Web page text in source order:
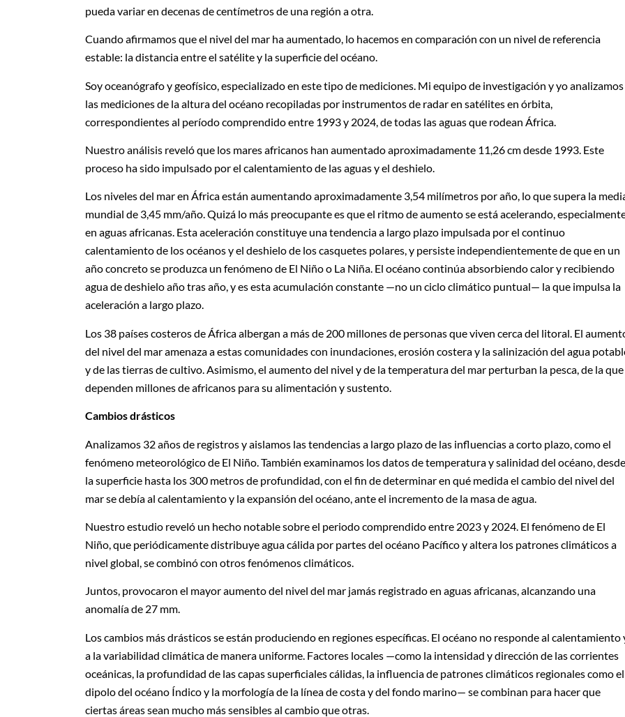
pueda variar en decenas de centímetros de una región a otra.
Cuando afirmamos que el nivel del mar ha aumentado, lo hacemos en comparación con un nivel de referencia
estable: la distancia entre el satélite y la superficie del océano.
Soy oceanógrafo y geofísico, especializado en este tipo de mediciones. Mi equipo de investigación y yo analizamos
las mediciones de la altura del océano recopiladas por instrumentos de radar en satélites en órbita,
correspondientes al período comprendido entre 1993 y 2024, de todas las aguas que rodean África.
Nuestro análisis reveló que los mares africanos han aumentado aproximadamente 11,26 cm desde 1993. Este
proceso ha sido impulsado por el calentamiento de las aguas y el deshielo.
Los niveles del mar en África están aumentando aproximadamente 3,54 milímetros por año, lo que supera la
mundial de 3,45 mm/año. Quizá lo más preocupante es que el ritmo de aumento se está acelerando,
en aguas africanas. Esta aceleración constituye una tendencia a largo plazo impulsada por el continuo
calentamiento de los océanos y el deshielo de los casquetes polares, y persiste independientemente de que en un
año concreto se produzca un fenómeno de El Niño o La Niña. El océano continúa absorbiendo calor y recibiendo
agua de deshielo año tras año, y es esta acumulación constante —no un ciclo climático puntual— la que impulsa la
aceleración a largo plazo.
Los 38 países costeros de África albergan a más de 200 millones de personas que viven cerca del litoral. El
del nivel del mar amenaza a estas comunidades con inundaciones, erosión costera y la salinización del agua
y de las tierras de cultivo. Asimismo, el aumento del nivel y de la temperatura del mar perturban la pesca, de la que
dependen millones de africanos para su alimentación y sustento.
Cambios drásticos
Analizamos 32 años de registros y aislamos las tendencias a largo plazo de las influencias a corto plazo, como el
fenómeno meteorológico de El Niño. También examinamos los datos de temperatura y salinidad del océano, desde
la superficie hasta los 300 metros de profundidad, con el fin de determinar en qué medida el cambio del nivel del
mar se debía al calentamiento y la expansión del océano, ante el incremento de la masa de agua.
Nuestro estudio reveló un hecho notable sobre el periodo comprendido entre 2023 y 2024. El fenómeno de El
Niño, que periódicamente distribuye agua cálida por partes del océano Pacífico y altera los patrones climáticos a
nivel global, se combinó con otros fenómenos climáticos.
Juntos, provocaron el mayor aumento del nivel del mar jamás registrado en aguas africanas, alcanzando una
anomalía de 27 mm.
Los cambios más drásticos se están produciendo en regiones específicas. El océano no responde al calentamiento
a la variabilidad climática de manera uniforme. Factores locales —como la intensidad y dirección de las corrientes
oceánicas, la profundidad de las capas superficiales cálidas, la influencia de patrones climáticos regionales como el
dipolo del océano Índico y la morfología de la línea de costa y del fondo marino— se combinan para hacer que
ciertas áreas sean mucho más sensibles al cambio que otras.